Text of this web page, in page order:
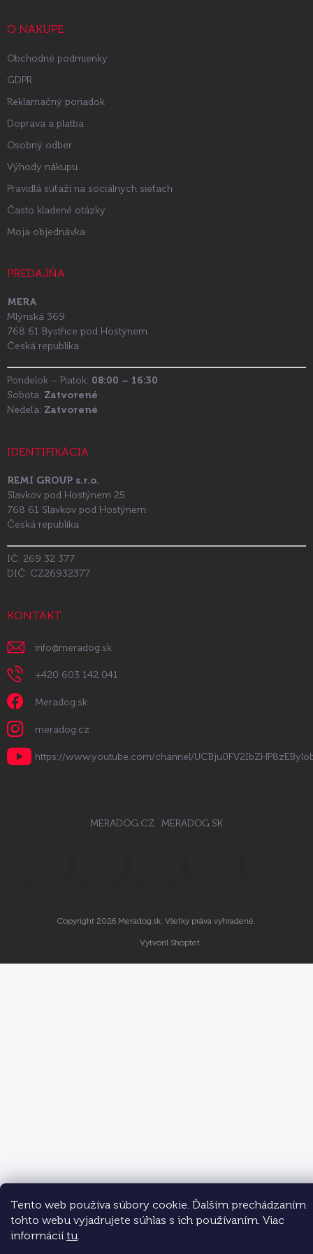
Tento web používa súbory cookie. Ďalším prechádzaním
tohto webu vyjadrujete súhlas s ich používaním. Viac
informácií tu.
O NÁKUPE
Obchodné podmienky
GDPR
Reklamačný poriadok
Doprava a platba
Osobný odber
Výhody nákupu
Pravidlá súťaží na sociálnych sieťach
Často kladené otázky
Moja objednávka
PREDAJŇA
MERA
Mlýnská 369
768 61 Bystřice pod Hostýnem
Česká republika
Pondelok – Piatok: 08:00 – 16:30
Sobota: Zatvorené
Nedeľa: Zatvorené
IDENTIFIKÁCIA
REMI GROUP s.r.o.
Slavkov pod Hostýnem 25
768 61 Slavkov pod Hostýnem
Česká republika
IČ: 269 32 377
DIČ: CZ26932377
KONTAKT
info@meradog.sk
+420 603 142 041
Meradog.sk
meradog.cz
https://www.youtube.com/channel/
MERADOG.CZ MERADOG.SK
Vytvoril Shoptet
Copyright 2026 Meradog.sk . Všetky práva vyhradené.